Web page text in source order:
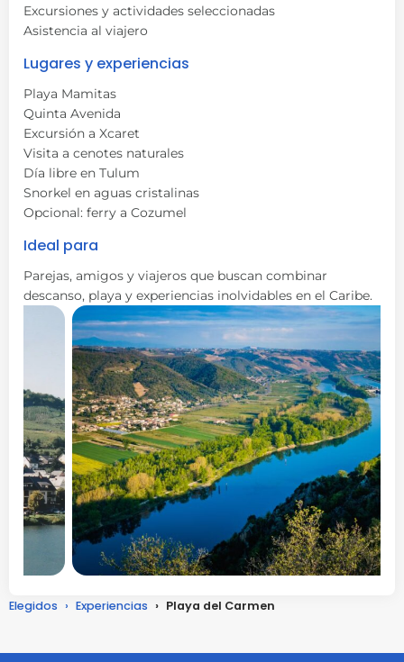
Excursiones y actividades seleccionadas
Asistencia al viajero
Lugares y experiencias
Playa Mamitas
Quinta Avenida
Excursión a Xcaret
Visita a cenotes naturales
Día libre en Tulum
Snorkel en aguas cristalinas
Opcional: ferry a Cozumel
Ideal para
Parejas, amigos y viajeros que buscan combinar
descanso, playa y experiencias inolvidables en el Caribe.
Elegidos › Experiencias › Playa del Carmen